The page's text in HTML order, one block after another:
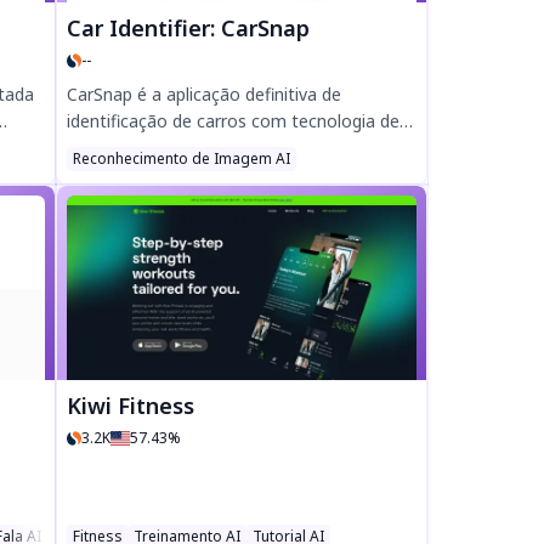
Car Identifier: CarSnap
--
CarSnap é a aplicação definitiva de
identificação de carros com tecnologia de
IA, reconhecendo instantaneamente
qualquer veículo a partir de fotos. Descubra
a marca, modelo, especificações e raridade
automóveis, organiza as suas descobertas
em coleções e rastreia logótipos de
marcas. Descarregue CarSnap agora para
uma identificação precisa de carros em
Reconhecimento de Imagem AI
AI
Kiwi Fitness
3.2K 57.43%
Fitness Treinamento AI Tutorial AI